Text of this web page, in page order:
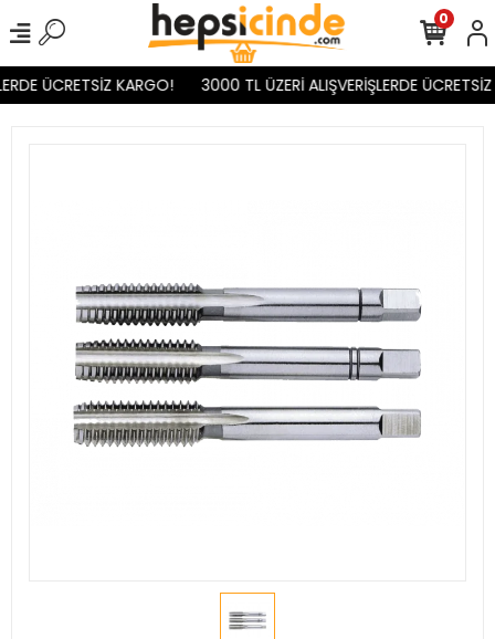
ÜCRETSİZ KARGO! 3000 TL ÜZERİ ALIŞVERİŞLERDE ÜCRETSİZ
0